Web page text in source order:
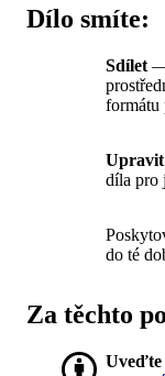
Dílo smíte:
Sdílet —
formátu
Upravit
díla pro
do té
Za těchto
Uveďte